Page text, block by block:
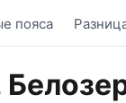
пояса